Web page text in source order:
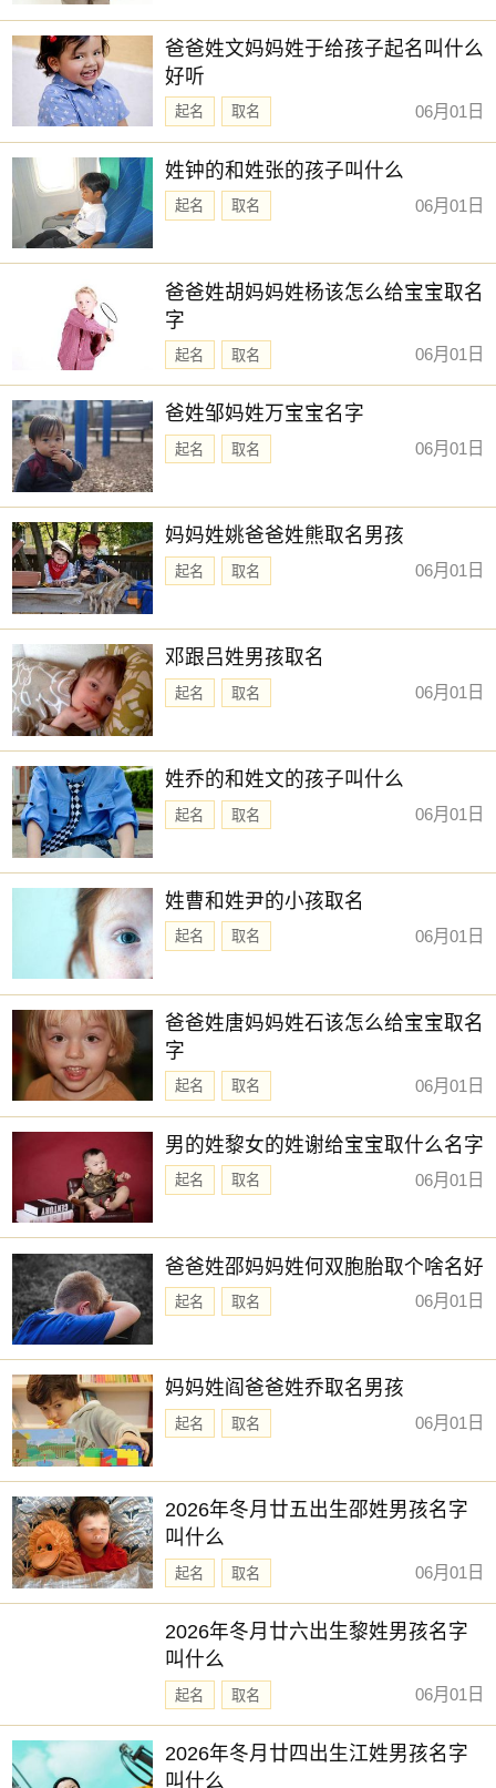
爸爸姓文妈妈姓于给孩子起名叫什么
好听
起名 取名 06月01日
姓钟的和姓张的孩子叫什么
起名 取名 06月01日
爸爸姓胡妈妈姓杨该怎么给宝宝取名
字
起名 取名 06月01日
爸姓邹妈姓万宝宝名字
起名 取名 06月01日
妈妈姓姚爸爸姓熊取名男孩
起名 取名 06月01日
邓跟吕姓男孩取名
起名 取名 06月01日
姓乔的和姓文的孩子叫什么
起名 取名 06月01日
姓曹和姓尹的小孩取名
起名 取名 06月01日
爸爸姓唐妈妈姓石该怎么给宝宝取名
字
起名 取名 06月01日
男的姓黎女的姓谢给宝宝取什么名字
起名 取名 06月01日
爸爸姓邵妈妈姓何双胞胎取个啥名好
起名 取名 06月01日
妈妈姓阎爸爸姓乔取名男孩
起名 取名 06月01日
2026年冬月廿五出生邵姓男孩名字
叫什么
起名 取名 06月01日
2026年冬月廿六出生黎姓男孩名字
叫什么
起名 取名 06月01日
2026年冬月廿四出生江姓男孩名字
叫什么